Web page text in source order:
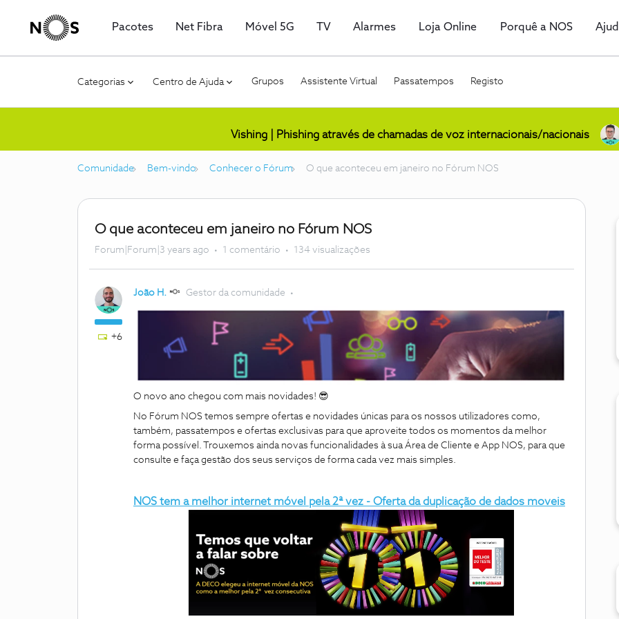
Pacotes Net Fibra Móvel 5G TV Alarmes Loja Online Porquê a NOS
Categorias Centro de Ajuda Grupos Assistente Virtual Passatempos Registo
Vishing | Phishing através de chamadas de voz internacionais/nacionais
Comunidade Bem-vindo Conhecer o Fórum O que aconteceu em janeiro no Fórum NOS
O que aconteceu em janeiro no Fórum NOS
Forum|Forum|3 years ago 1 comentário 134 visualizações
+6
João H. Gestor da comunidade
O novo ano chegou com mais novidades! 😎
No Fórum NOS temos sempre ofertas e novidades únicas para os nossos utilizadores como,
também, passatempos e ofertas exclusivas para que aproveite todos os momentos da melhor
forma possível. Trouxemos ainda novas funcionalidades à sua Área de Cliente e App NOS, para que
consulte e faça gestão dos seus serviços de forma cada vez mais simples.
NOS tem a melhor internet móvel pela 2ª vez - Oferta da duplicação de dados moveis